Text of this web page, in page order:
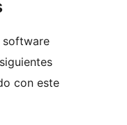
software
con este